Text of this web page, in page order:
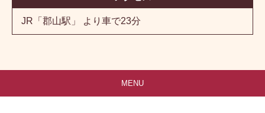
JR「郡山駅」 より車で23分
MENU